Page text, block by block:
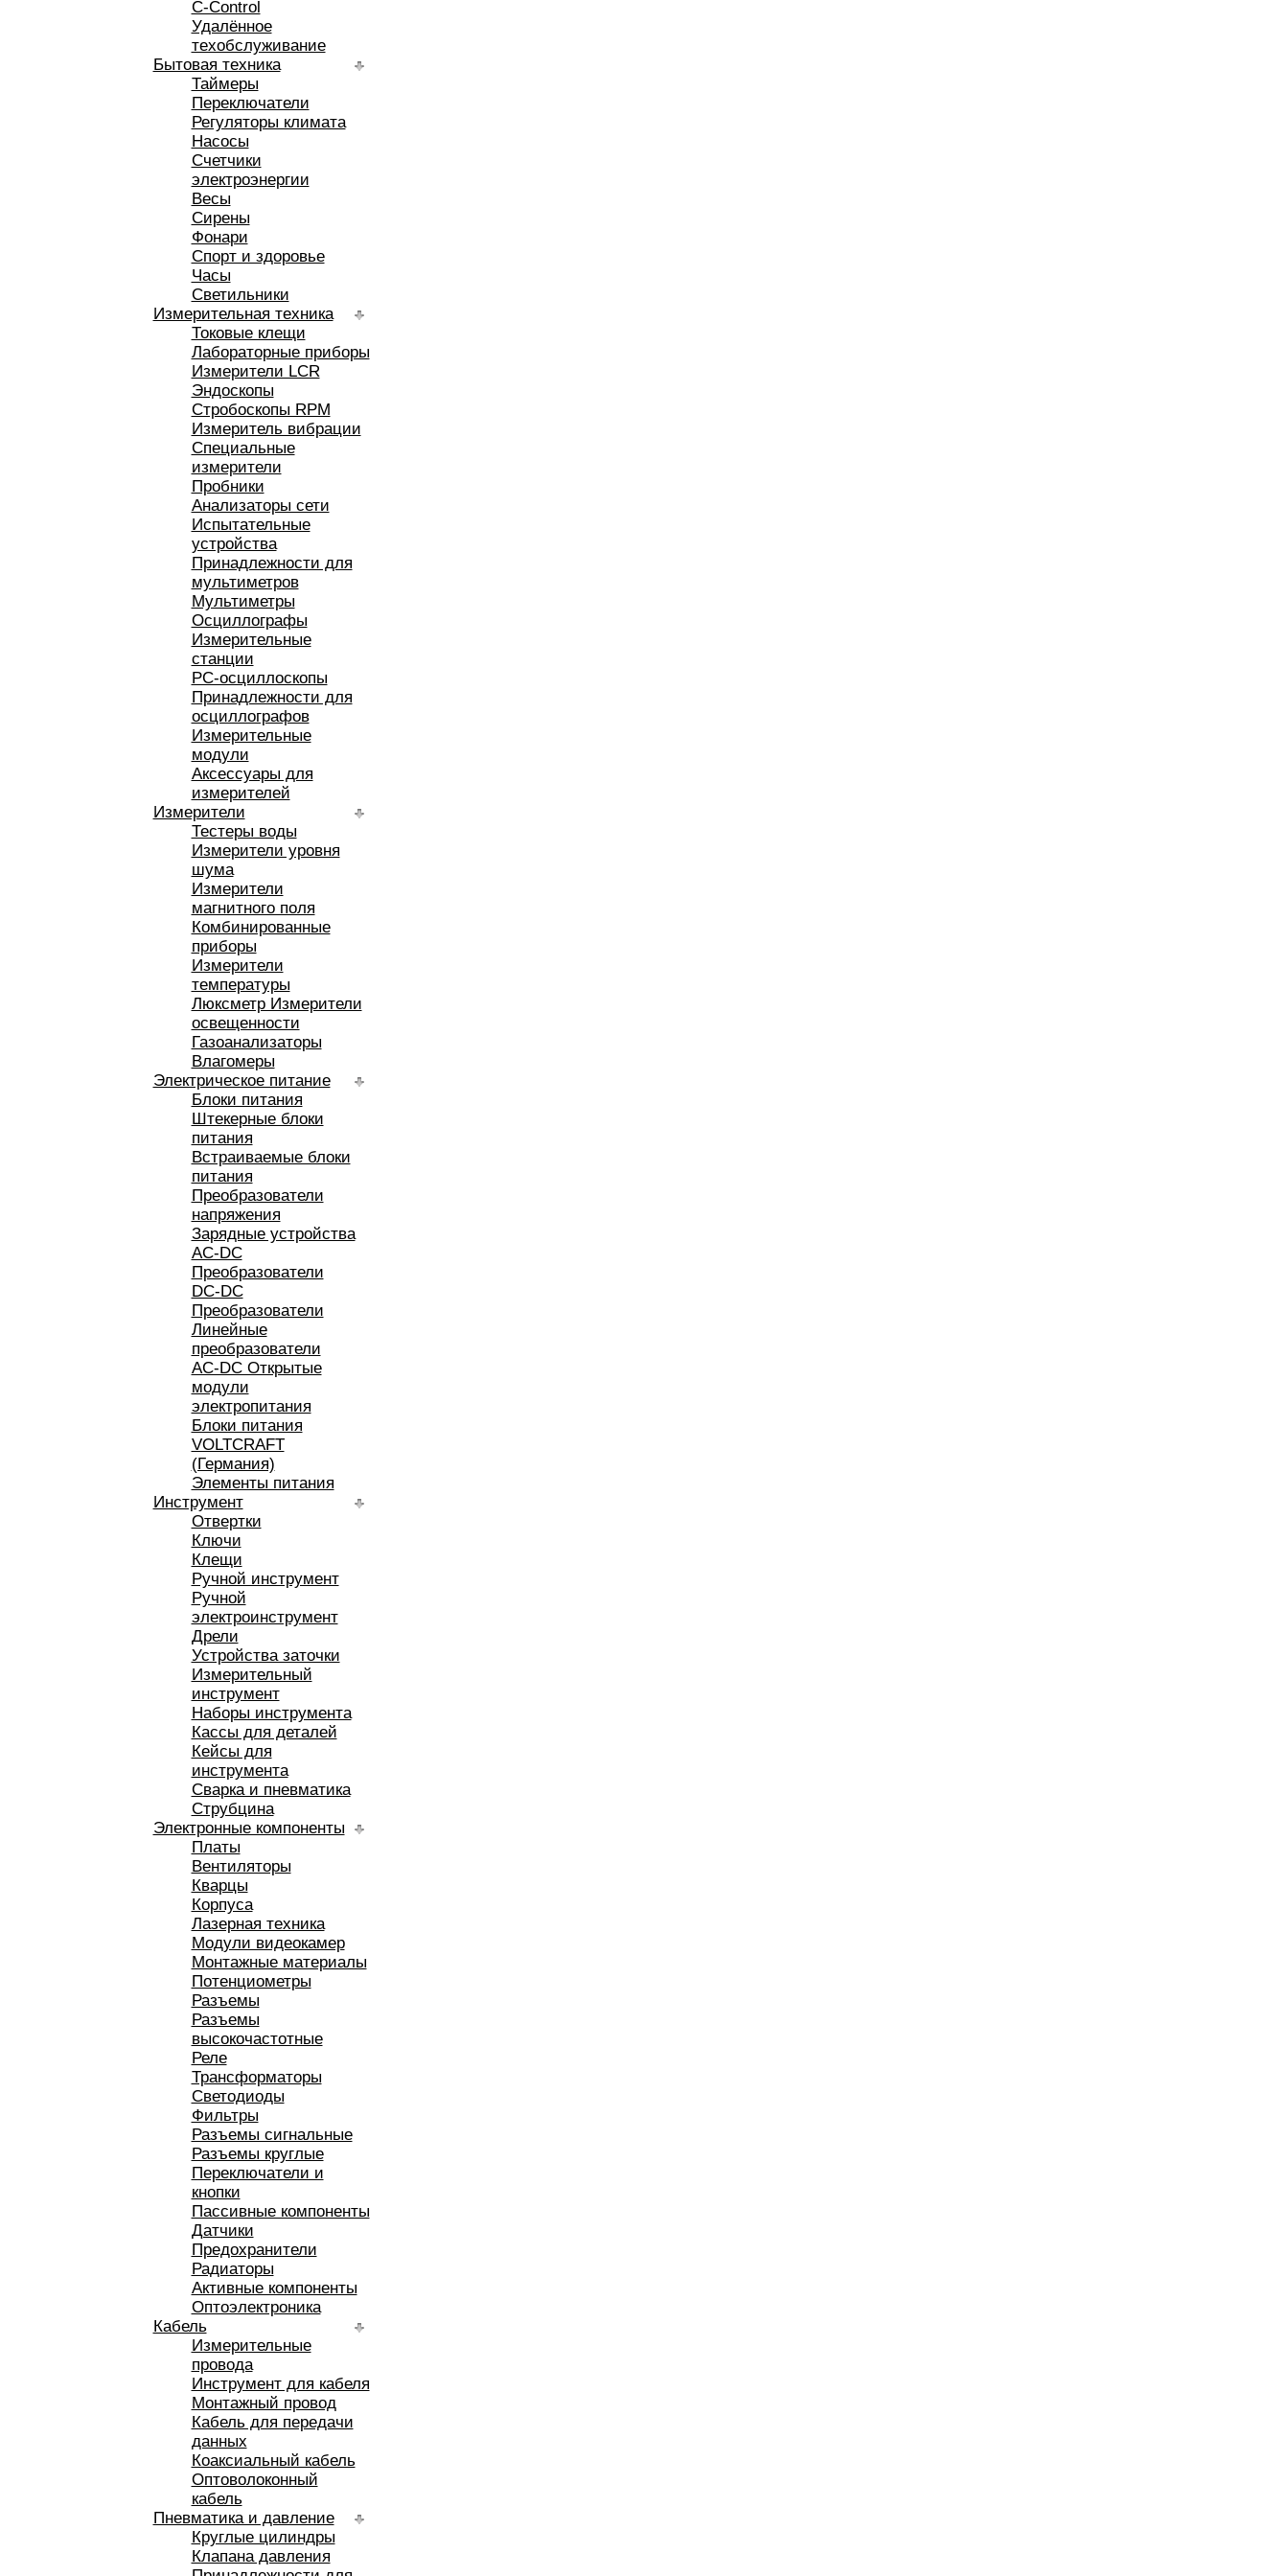
C-Control
Удалённое
техобслуживание
Бытовая техника
Таймеры
Переключатели
Регуляторы климата
Насосы
Счетчики
электроэнергии
Весы
Сирены
Фонари
Спорт и здоровье
Часы
Светильники
Измерительная техника
Токовые клещи
Лабораторные приборы
Измерители LCR
Эндоскопы
Стробоскопы RPM
Измеритель вибрации
Специальные
измерители
Пробники
Анализаторы сети
Испытательные
устройства
Принадлежности для
мультиметров
Мультиметры
Осциллографы
Измерительные
станции
РС-осциллоскопы
Принадлежности для
осциллографов
Измерительные
модули
Аксессуары для
измерителей
Измерители
Тестеры воды
Измерители уровня
шума
Измерители
магнитного поля
Комбинированные
приборы
Измерители
температуры
Люксметр Измерители
освещенности
Газоанализаторы
Влагомеры
Электрическое питание
Блоки питания
Штекерные блоки
питания
Встраиваемые блоки
питания
Преобразователи
напряжения
Зарядные устройства
AC-DC
Преобразователи
DC-DC
Преобразователи
Линейные
преобразователи
AC-DC Открытые
модули
электропитания
Блоки питания
VOLTCRAFT
(Германия)
Элементы питания
Инструмент
Отвертки
Ключи
Клещи
Ручной инструмент
Ручной
электроинструмент
Дрели
Устройства заточки
Измерительный
инструмент
Наборы инструмента
Кассы для деталей
Кейсы для
инструмента
Сварка и пневматика
Струбцина
Электронные компоненты
Платы
Вентиляторы
Кварцы
Корпуса
Лазерная техника
Модули видеокамер
Монтажные материалы
Потенциометры
Разъемы
Разъемы
высокочастотные
Реле
Трансформаторы
Светодиоды
Фильтры
Разъемы сигнальные
Разъемы круглые
Переключатели и
кнопки
Пассивные компоненты
Датчики
Предохранители
Радиаторы
Активные компоненты
Оптоэлектроника
Кабель
Измерительные
провода
Инструмент для кабеля
Монтажный провод
Кабель для передачи
данных
Коаксиальный кабель
Оптоволоконный
кабель
Пневматика и давление
Круглые цилиндры
Клапана давления